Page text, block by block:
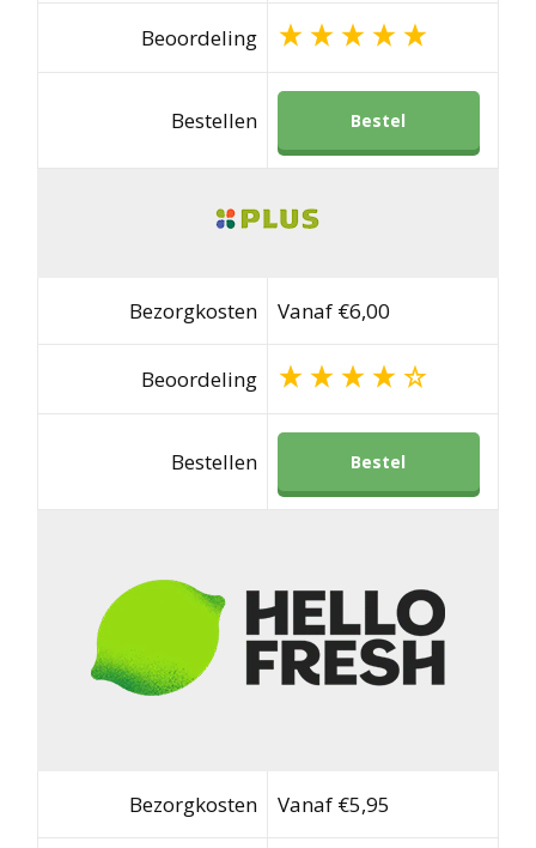
Beoordeling
Bestellen Bestel
Bezorgkosten Vanaf €6,00
Beoordeling
Bestellen Bestel
Bezorgkosten Vanaf €5,95